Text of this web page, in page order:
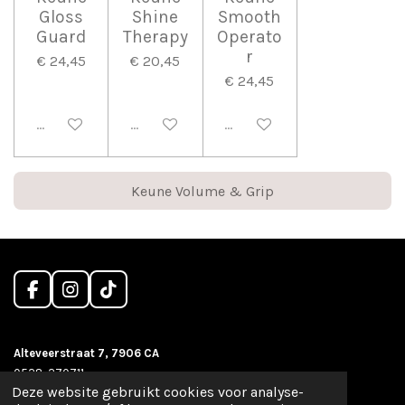
Deze website gebruikt cookies voor analyse-
Gloss
Guard
€ 24,45
Uitgeschakeld
Shine
Therapy
€ 20,45
Uitgeschakeld
Smooth
Operato
r
€ 24,45
Uitgeschakeld
Keune Volume & Grip
F
a
e
b
o
I
n
t
a
r
T
i
T
Alteveerstraat 7, 7906 CA
0528-270711